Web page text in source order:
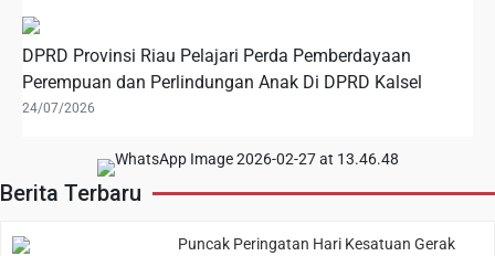
DPRD Provinsi Riau Pelajari Perda Pemberdayaan
Perempuan dan Perlindungan Anak Di DPRD Kalsel
24/07/2026
Berita Terbaru
Puncak Peringatan Hari Kesatuan Gerak